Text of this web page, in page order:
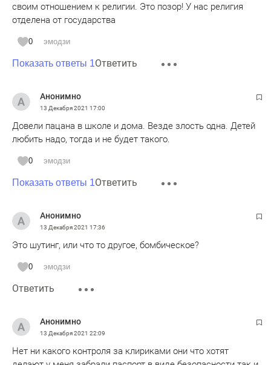
своим отношением к религии. Это позор! У нас религия
отделена от государства
0 эмодзи
Показать ответы 1Ответить
Анонимно
13 Декабря 2021 17:00
Довели пацана в школе и дома. Везде злость одна. Детей
любить надо, тогда и не будет такого.
0 эмодзи
Показать ответы 1Ответить
Анонимно
13 Декабря 2021 17:36
Это шутинг, или что то другое, бомбическое?
0 эмодзи
Ответить
Анонимно
13 Декабря 2021 22:09
Нет ни какого контроля за клириками они что хотят